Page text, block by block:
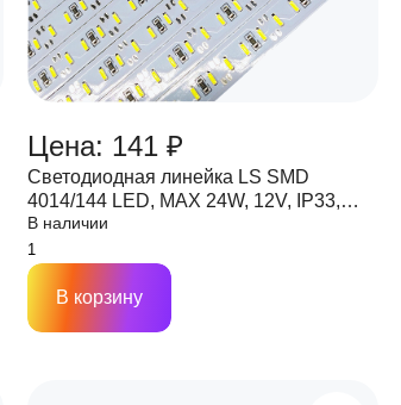
Цена: 141 ₽
Светодиодная линейка LS SMD
4014/144 LED, MAX 24W, 12V, IP33,
3600Lm
В наличии
В корзину